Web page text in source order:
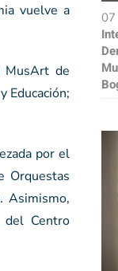
vuelve a
MusArt de
Educación;
por el
Orquestas
Asimismo,
del Centro